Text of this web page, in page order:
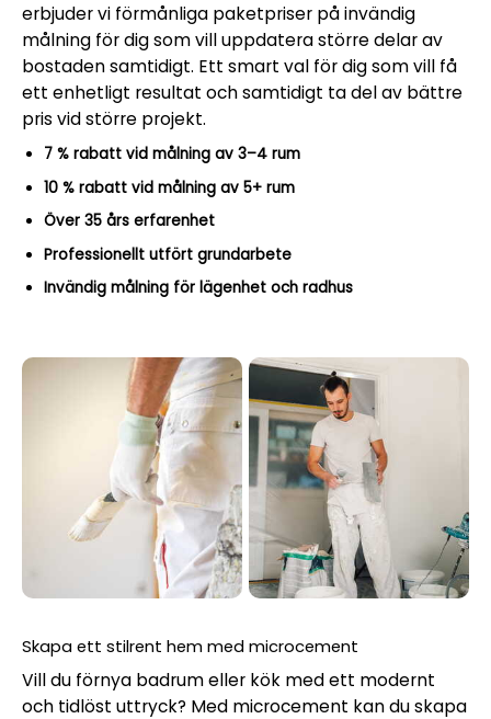
erbjuder vi förmånliga paketpriser på invändig
målning för dig som vill uppdatera större delar av
bostaden samtidigt. Ett smart val för dig som vill få
ett enhetligt resultat och samtidigt ta del av bättre
pris vid större projekt.
7 % rabatt vid målning av 3–4 rum
10 % rabatt vid målning av 5+ rum
Över 35 års erfarenhet
Professionellt utfört grundarbete
Invändig målning för lägenhet och radhus
Skapa ett stilrent hem med microcement
Vill du förnya badrum eller kök med ett modernt
och tidlöst uttryck? Med microcement kan du skapa